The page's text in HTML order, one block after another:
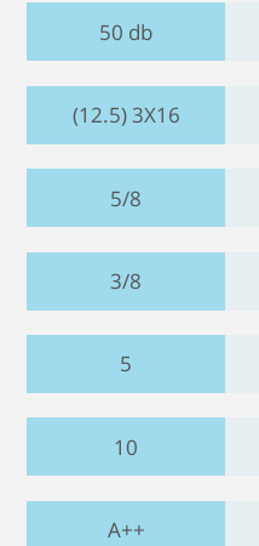
50 db
(12.5) 3X16
5/8
3/8
5
10
A++